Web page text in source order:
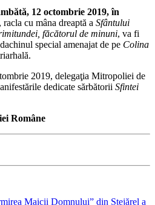
12 octombrie 2019, în
, racla cu mâna dreaptă a Sfântului
făcătorul de minuni, va fi
special amenajat de pe Colina
2019, delegaţia Mitropoliei de
dedicate sărbătorii Sfintei
Române
Maicii Domnului” din Stejărel a